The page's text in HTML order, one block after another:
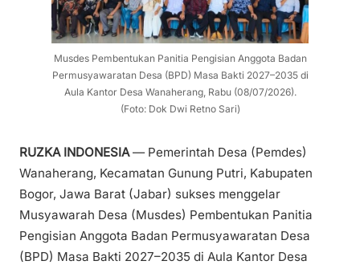
Musdes Pembentukan Panitia Pengisian Anggota Badan
Permusyawaratan Desa (BPD) Masa Bakti 2027–2035 di
Aula Kantor Desa Wanaherang, Rabu (08/07/2026).
(Foto: Dok Dwi Retno Sari)
RUZKA INDONESIA— Pemerintah Desa (Pemdes)
Wanaherang, Kecamatan Gunung Putri, Kabupaten
Bogor, Jawa Barat (Jabar) sukses menggelar
Musyawarah Desa (Musdes) Pembentukan Panitia
Pengisian Anggota Badan Permusyawaratan Desa
(BPD) Masa Bakti 2027–2035 di Aula Kantor Desa